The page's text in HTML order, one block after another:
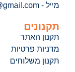
מייל - hubility.team@gmail.com
תקנונים
תקנון האתר
מדניות פרטיות
תקנון משלוחים